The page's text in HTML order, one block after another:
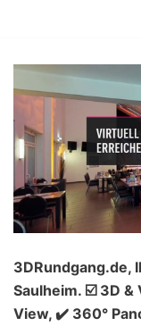
Inhalt
springen
3DRundgang.de,
Saulheim. ☑️ 3D &
View, ✔️ 360°